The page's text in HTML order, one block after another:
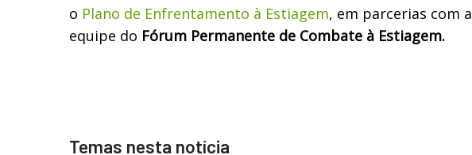
o Plano de Enfrentamento à Estiagem, em parcerias com a
equipe do Fórum Permanente de Combate à Estiagem.
Temas nesta notícia